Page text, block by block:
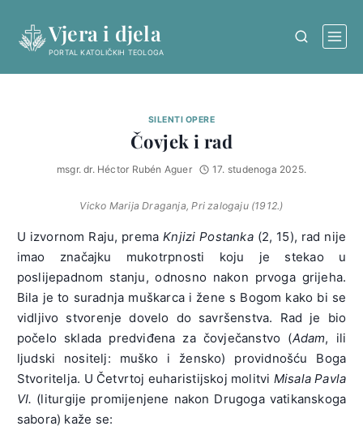
content
Vjera i djela
PORTAL KATOLIČKIH TEOLOGA
SILENTI OPERE
Čovjek i rad
msgr. dr. Héctor Rubén Aguer 17. studenoga 2025.
Vicko Marija Draganja, Pri zalogaju (1912.)
U izvornom Raju, premaKnjizi Postanka(2, 15), rad nije
imao značajku mukotrpnosti koju je stekao u
poslijepadnom stanju, odnosno nakon prvoga grijeha.
Bila je to suradnja muškarca i žene s Bogom kako bi se
vidljivo stvorenje dovelo do savršenstva. Rad je bio
počelo sklada predviđena za čovječanstvo (Adam, ili
ljudski nositelj: muško i žensko) providnošću Boga
Stvoritelja. U Četvrtoj euharistijskoj molitvi Misala Pavla
VI. (liturgije promijenjene nakon Drugoga vatikanskoga
sabora) kaže se: